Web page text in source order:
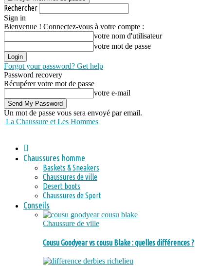
Rechercher
Sign in
Bienvenue ! Connectez-vous à votre compte :
votre nom d'utilisateur
votre mot de passe
Forgot your password? Get help
Password recovery
Récupérer votre mot de passe
votre e-mail
Un mot de passe vous sera envoyé par email.
La Chaussure et Les Hommes
Chaussures homme
Baskets & Sneakers
Chaussures de ville
Desert boots
Chaussures de Sport
Conseils
Chaussure de ville
Cousu Goodyear vs cousu Blake : quelles différences ?